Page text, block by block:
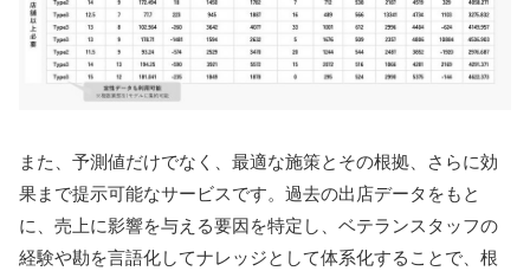
また、予測値だけでなく、最適な施策とその根拠、さらに効
果まで提示可能なサービスです。過去の出店データをもと
に、売上に影響を与える要因を特定し、ベテランスタッフの
経験や勘を言語化してナレッジとして体系化することで、根